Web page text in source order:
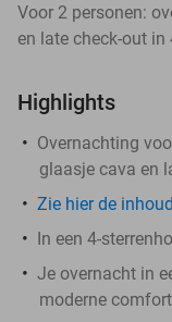
Voor 2 personen:
en late check-out in
Highlights
Overnachting
glaasje cava en
Zie hier de
In een 4-
Je overnacht in
moderne comfort